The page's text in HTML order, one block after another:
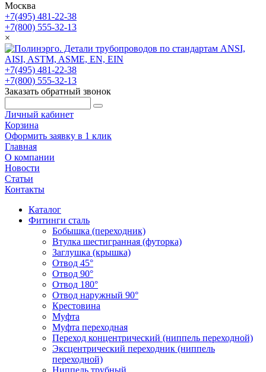
Москва
+7(495) 481-22-38
+7(800) 555-32-13
×
+7(495) 481-22-38
+7(800) 555-32-13
Заказать обратный звонок
Личный кабинет
Корзина
Оформить заявку в 1 клик
Главная
О компании
Новости
Статьи
Контакты
Каталог
Фитинги сталь
Бобышка (переходник)
Втулка шестигранная (футорка)
Заглушка (крышка)
Отвод 45°
Отвод 90°
Отвод 180°
Отвод наружный 90°
Крестовина
Муфта
Муфта переходная
Переход концентрический (ниппель переходной)
Эксцентрический переходник (ниппель
переходной)
Ниппель трубный